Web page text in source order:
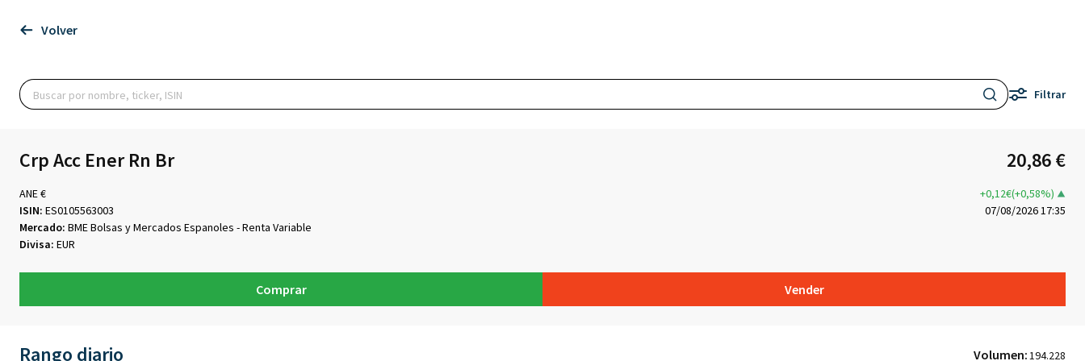
Volver
Filtrar
Crp Acc Ener Rn Br 20,86 €
ANE €
+0,12€(+0,58%)
ISIN: ES0105563003
07/08/2026 17:35
Mercado: BME Bolsas y Mercados Espanoles - Renta Variable
Divisa: EUR
Comprar Vender
Rango diario Volumen:194.228